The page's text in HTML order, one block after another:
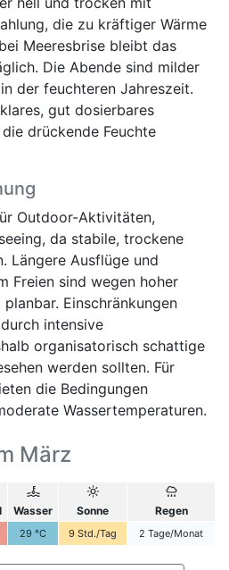
die zu kräftiger Wärme
Meeresbrise bleibt das
Die Abende sind milder
der feuchteren Jahreszeit.
gut dosierbares
drückende Feuchte
Outdoor-Aktivitäten,
da stabile, trockene
Längere Ausflüge und
Freien sind wegen hoher
Einschränkungen
intensive
organisatorisch schattige
werden sollten. Für
die Bedingungen
Wassertemperaturen.
März
Wasser Sonne Regen
29 °C 9 Std./Tag 2 Tage/Monat